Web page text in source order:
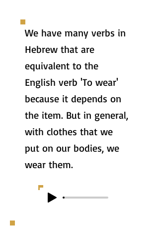
We have many verbs in
Hebrew that are
equivalent to the
English verb 'To wear'
because it depends on
the item. But in general,
with clothes that we
put on our bodies, we
wear them.